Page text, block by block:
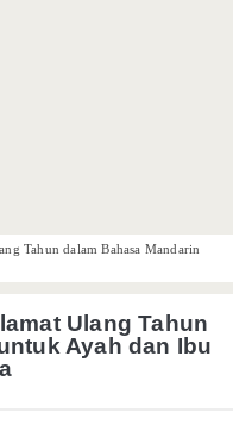
Tahun dalam Bahasa Mandarin
Ulang Tahun
Ayah dan Ibu